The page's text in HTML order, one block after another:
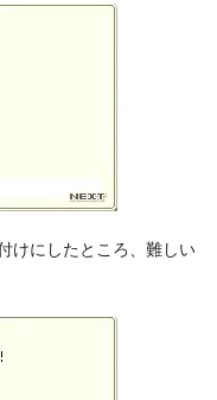
けにしたところ、難しい